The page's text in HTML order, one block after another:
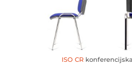
ISO CR